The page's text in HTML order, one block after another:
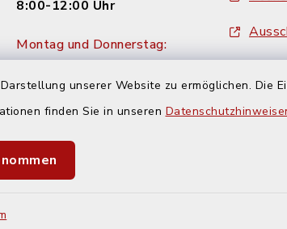
unserer Website zu ermöglichen. Die
finden Sie in unseren
8:00-12:00 Uhr
Montag und Donnerstag:
Dienstag: